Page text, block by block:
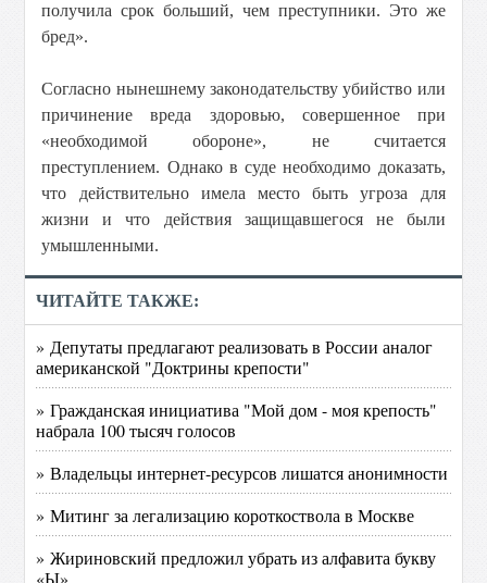
получила срок больший, чем преступники. Это же
бред».
Согласно нынешнему законодательству убийство или
причинение вреда здоровью, совершенное при
«необходимой обороне», не считается
преступлением. Однако в суде необходимо доказать,
что действительно имела место быть угроза для
жизни и что действия защищавшегося не были
умышленными.
ЧИТАЙТЕ ТАКЖЕ:
» Депутаты предлагают реализовать в России аналог
американской "Доктрины крепости"
» Гражданская инициатива "Мой дом - моя крепость"
набрала 100 тысяч голосов
» Владельцы интернет-ресурсов лишатся анонимности
» Митинг за легализацию короткоствола в Москве
» Жириновский предложил убрать из алфавита букву
«Ы»